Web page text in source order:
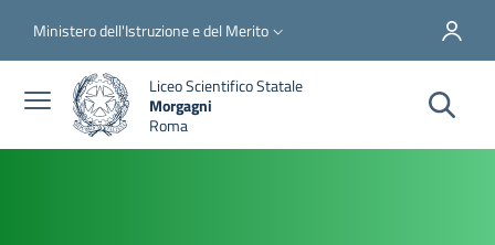
Slim top
Ministero dell'Istruzione e del Merito
Liceo Scientifico Statale
Morgagni
Roma